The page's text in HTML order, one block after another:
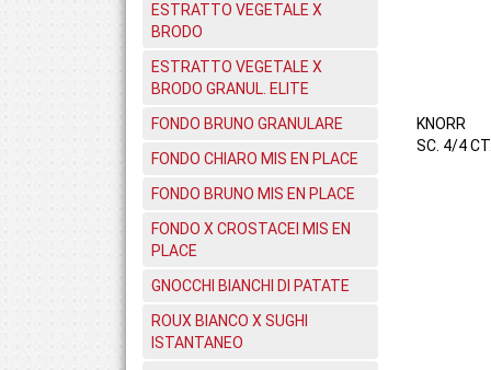
ESTRATTO VEGETALE X
BRODO
ESTRATTO VEGETALE X
BRODO GRANUL. ELITE
FONDO BRUNO GRANULARE
FONDO CHIARO MIS EN PLACE
FONDO BRUNO MIS EN PLACE
FONDO X CROSTACEI MIS EN
PLACE
GNOCCHI BIANCHI DI PATATE
ROUX BIANCO X SUGHI
ISTANTANEO
KNORR
SC. 4/4